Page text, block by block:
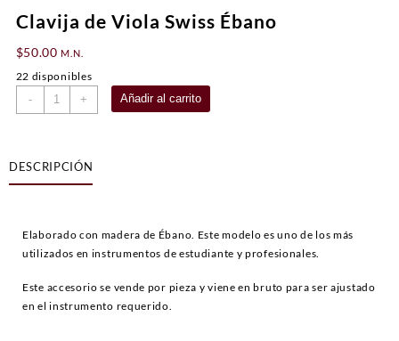
Clavija de Viola Swiss Ébano
$50.00 M.N.
22 disponibles
-
Clavija
de
Ébano
cantidad
+ Añadir al carrito
DESCRIPCIÓN
Elaborado con madera de Ébano. Este modelo es uno de los más
utilizados en instrumentos de estudiante y profesionales.
Este accesorio se vende por pieza y viene en bruto para ser ajustado
en el instrumento requerido.